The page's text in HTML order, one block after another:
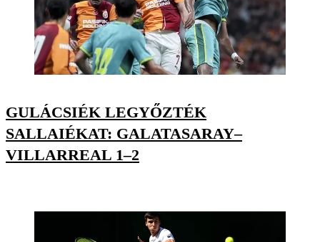
GULÁCSIÉK LEGYŐZTÉK
SALLAIÉKAT: GALATASARAY–
VILLARREAL 1–2